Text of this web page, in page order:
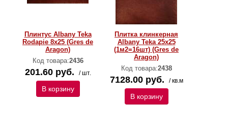
Плинтус Albany Teka
Rodapie 8х25 (Gres de
Aragon)
Код товара:2436
201.60 руб. / шт.
В корзину
Плитка клинкерная
Albany Teka 25х25
(1м2=16шт) (Gres de
Aragon)
Код товара:2438
7128.00 руб. / кв.м
В корзину